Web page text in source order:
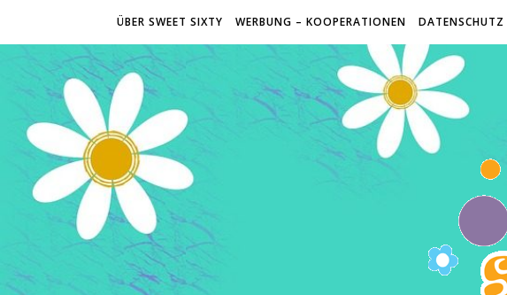
ÜBER SWEET SIXTY WERBUNG – KOOPERATIONEN DATENSCHUTZ